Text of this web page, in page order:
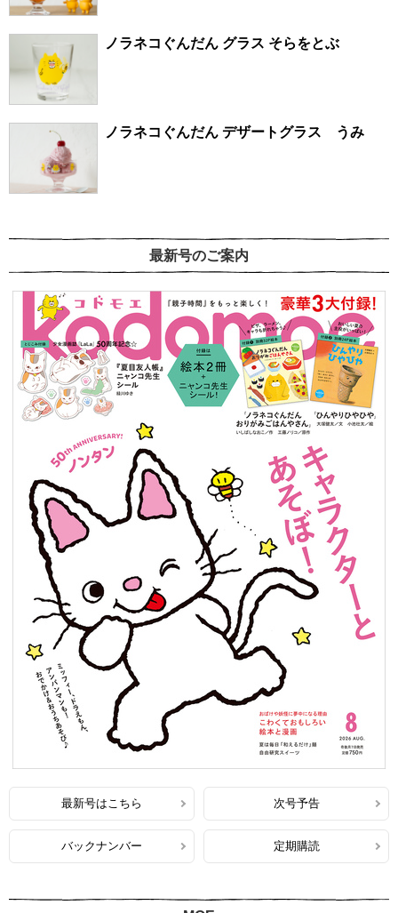
ノラネコぐんだん グラス そらをとぶ
ノラネコぐんだん デザートグラス うみ
最新号のご案内
最新号はこちら 次号予告
バックナンバー 定期購読